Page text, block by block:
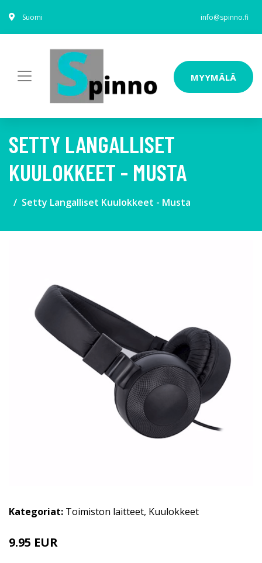
Suomi info@spinno.fi
MYYMÄLÄ
SETTY LANGALLISET
KUULOKKEET - MUSTA
Setty Langalliset Kuulokkeet - Musta
Kategoriat: Toimiston laitteet, Kuulokkeet
9.95 EUR